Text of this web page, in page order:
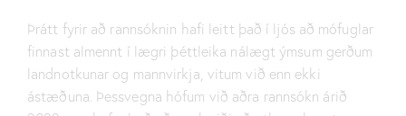
Þrátt fyrir að rannsóknin hafi leitt það í ljós að mófuglar
finnast almennt í lægri þéttleika nálægt ýmsum gerðum
landnotkunar og mannvirkja, vitum við enn ekki
ástæðuna. Þessvegna hófum við aðra rannsókn árið